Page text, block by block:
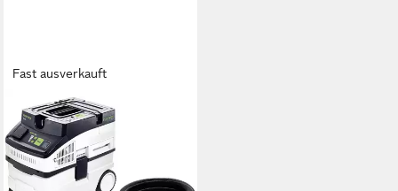
Fast ausverkauft
FESTOOL
Industriesauger Festool CT
15 Absaugmobil
462,92 €
lieferbar - in 3-4 Werktagen bei dir